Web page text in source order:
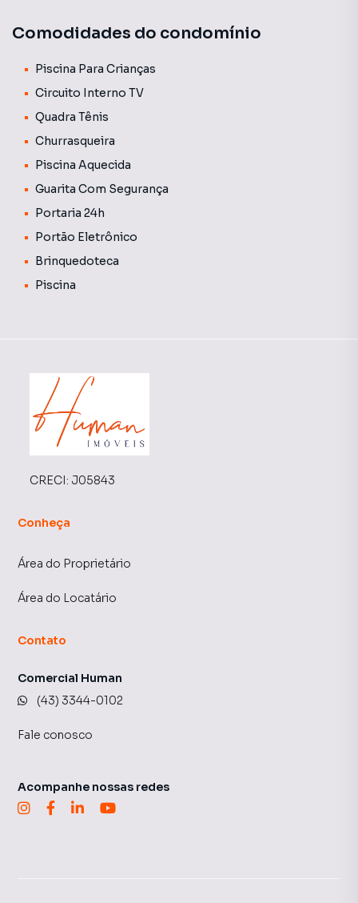
Comodidades do condomínio
Piscina Para Crianças
Circuito Interno TV
Quadra Tênis
Churrasqueira
Piscina Aquecida
Guarita Com Segurança
Portaria 24h
Portão Eletrônico
Brinquedoteca
Piscina
CRECI: J05843
Conheça
Área do Proprietário
Área do Locatário
Contato
Comercial Human
(43) 3344-0102
Fale conosco
Acompanhe nossas redes